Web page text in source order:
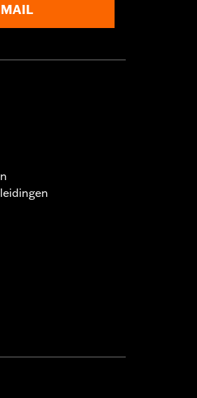
MAIL